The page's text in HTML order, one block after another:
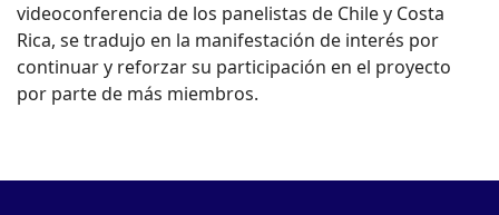
videoconferencia de los panelistas de Chile y Costa
Rica, se tradujo en la manifestación de interés por
continuar y reforzar su participación en el proyecto
por parte de más miembros.